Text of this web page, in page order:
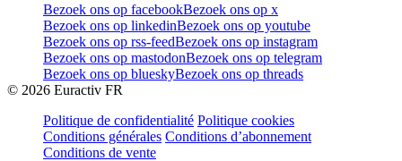
Bezoek ons op facebookBezoek ons op x
Bezoek ons op linkedinBezoek ons op youtube
Bezoek ons op rss-feedBezoek ons op instagram
Bezoek ons op mastodonBezoek ons op telegram
Bezoek ons op blueskyBezoek ons op threads
© 2026 Euractiv FR
Politique de confidentialité Politique cookies
Conditions générales Conditions d’abonnement
Conditions de vente